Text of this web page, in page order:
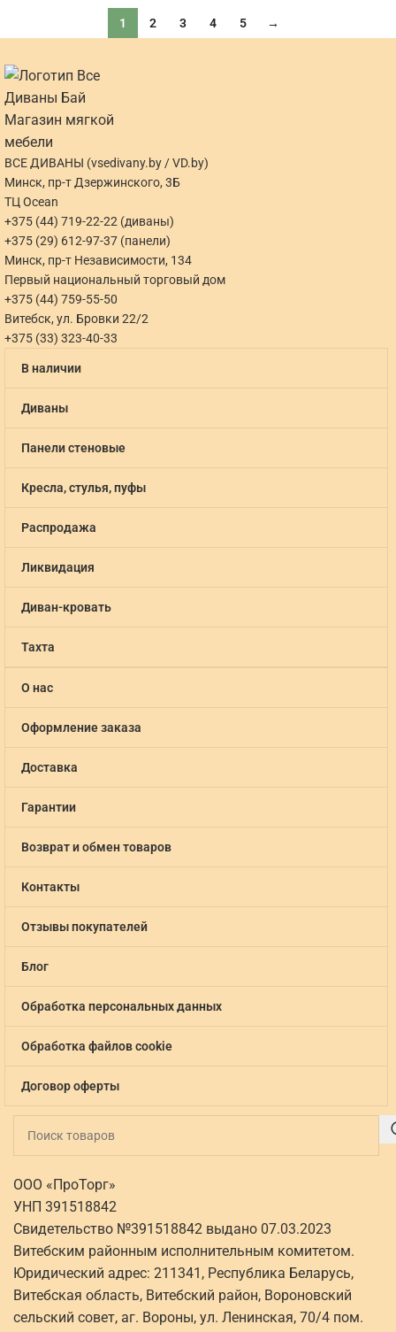
1 2 3 4 5 →
ВСЕ ДИВАНЫ (vsedivany.by / VD.by)
Минск, пр-т Дзержинского, 3Б
ТЦ Ocean
+375 (44) 719-22-22 (диваны)
+375 (29) 612-97-37 (панели)
Минск, пр-т Независимости, 134
Первый национальный торговый дом
+375 (44) 759-55-50
Витебск, ул. Бровки 22/2
+375 (33) 323-40-33
В наличии
Диваны
Панели стеновые
Кресла, стулья, пуфы
Распродажа
Ликвидация
Диван-кровать
Тахта
О нас
Оформление заказа
Доставка
Гарантии
Возврат и обмен товаров
Контакты
Отзывы покупателей
Блог
Обработка персональных данных
Обработка файлов cookie
Договор оферты
ООО «ПроТорг»
УНП 391518842
Свидетельство №391518842 выдано 07.03.2023
Витебским районным исполнительным комитетом.
Юридический адрес: 211341, Республика Беларусь,
Витебская область, Витебский район, Вороновский
сельский совет, аг. Вороны, ул. Ленинская, 70/4 пом.